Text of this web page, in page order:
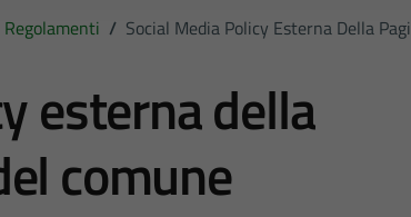
Regolamenti / Social Media Policy Esterna Della
esterna della
comune